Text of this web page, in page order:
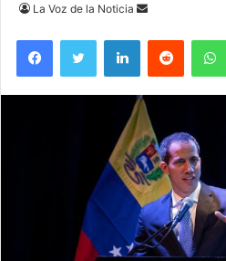
La Voz de la Noticia
Send
email
FacebookTwitter LinkedInReddit